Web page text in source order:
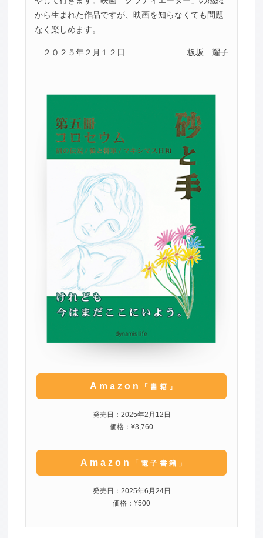
から生まれた作品ですが、映画を知らなくても問題
なく楽しめます。
２０２５年２月１２日 板坂 耀子
Amazon 「書籍」
発売日：2025年2月12日
価格：¥3,760
Amazon 「電子書籍」
発売日：2025年6月24日
価格：¥500